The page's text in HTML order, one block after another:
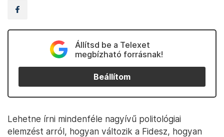
Állítsd be a Telexet
megbízható forrásnak!
Beállítom
Lehetne írni mindenféle nagyívű politológiai
elemzést arról, hogyan változik a Fidesz, hogyan